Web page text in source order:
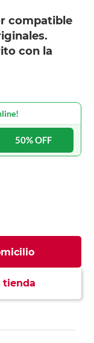
compatible
con la
50% OFF
tienda